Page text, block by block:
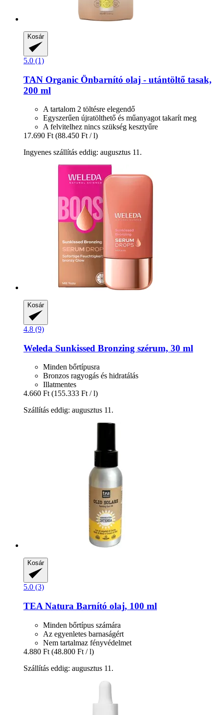
Kosár
5.0 (1)
TAN Organic Önbarnító olaj -​ utántöltő tasak,
200 ml
A tartalom 2 töltésre elegendő
Egyszerűen újratölthető és műanyagot takarít meg
A felvitelhez nincs szükség kesztyűre
17.690 Ft (88.450 Ft / l)
Ingyenes szállítás eddig: augusztus 11.
Kosár
4.8 (9)
Weleda Sunkissed Bronzing szérum, 30 ml
Minden bőrtípusra
Bronzos ragyogás és hidratálás
Illatmentes
4.660 Ft (155.333 Ft / l)
Szállítás eddig: augusztus 11.
Kosár
5.0 (3)
TEA Natura Barnító olaj, 100 ml
Minden bőrtípus számára
Az egyenletes barnaságért
Nem tartalmaz fényvédelmet
4.880 Ft (48.800 Ft / l)
Szállítás eddig: augusztus 11.